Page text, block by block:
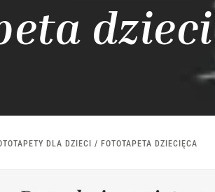
DLA DZIECI / FOTOTAPETA DZIECIĘCA